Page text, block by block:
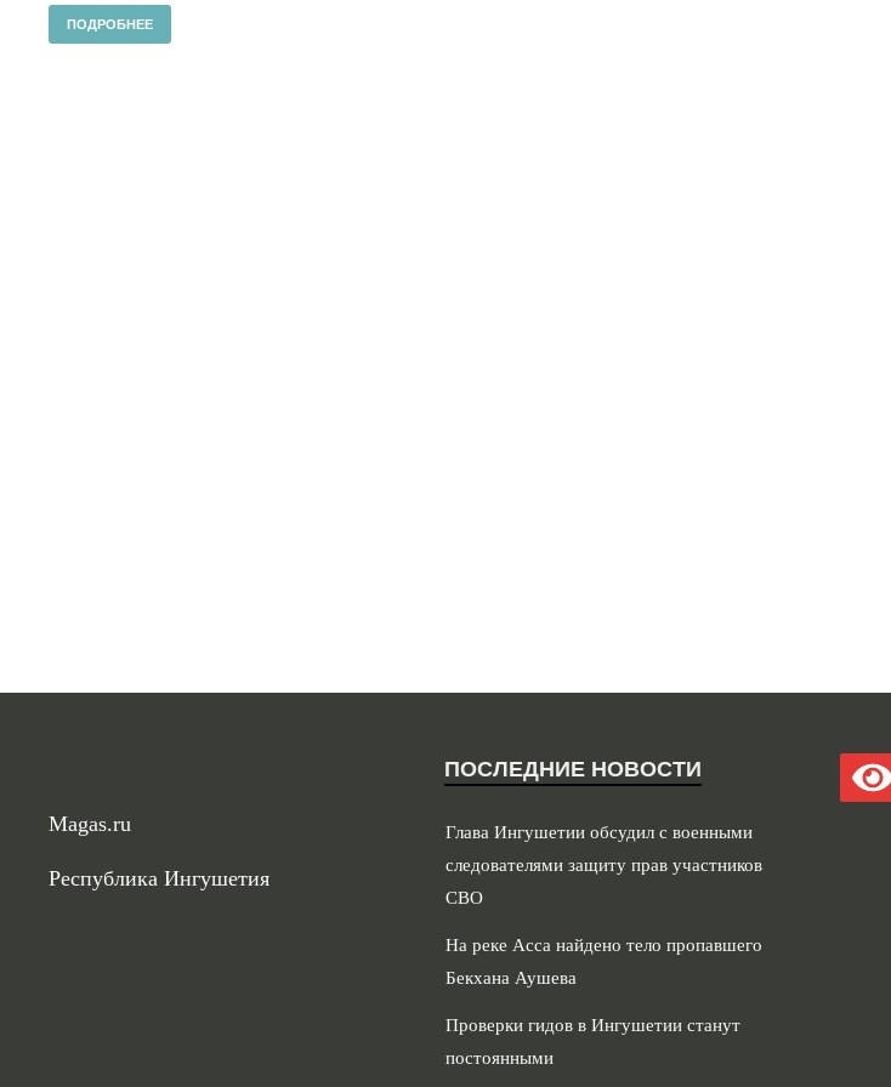
ПОДРОБНЕЕ
Magas.ru
Республика Ингушетия
ПОСЛЕДНИЕ НОВОСТИ
Глава Ингушетии обсудил с военными
следователями защиту прав участников
СВО
На реке Асса найдено тело пропавшего
Бекхана Аушева
Проверки гидов в Ингушетии станут
постоянными